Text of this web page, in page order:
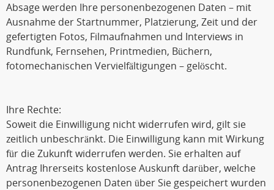
Absage werden Ihre personenbezogenen Daten – mit
Ausnahme der Startnummer, Platzierung, Zeit und der
gefertigten Fotos, Filmaufnahmen und Interviews in
Rundfunk, Fernsehen, Printmedien, Büchern,
fotomechanischen Vervielfältigungen – gelöscht.
Ihre Rechte:
Soweit die Einwilligung nicht widerrufen wird, gilt sie
zeitlich unbeschränkt. Die Einwilligung kann mit Wirkung
für die Zukunft widerrufen werden. Sie erhalten auf
Antrag Ihrerseits kostenlose Auskunft darüber, welche
personenbezogenen Daten über Sie gespeichert wurden